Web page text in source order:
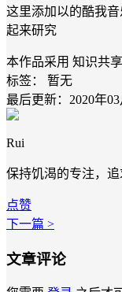
这里添加以的酷我
起来研究
本作品采用 知识共
标签：
暂无
最后更新：2020年03
Rui
保持饥渴的专注，
点赞
下一篇 >
文章评论